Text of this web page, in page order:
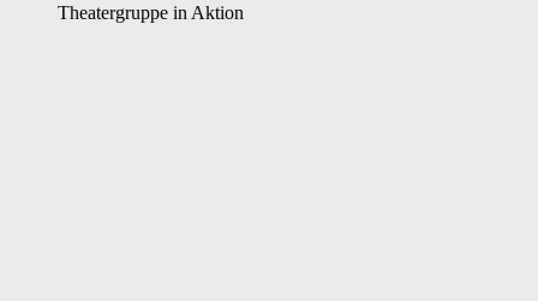
Theatergruppe in Aktion